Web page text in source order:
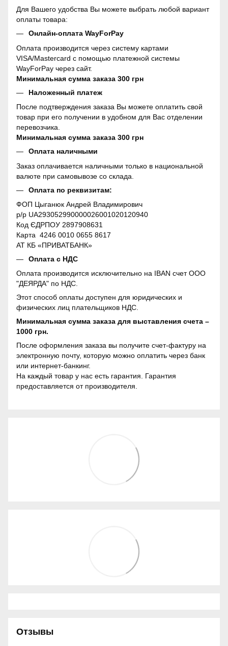
Для Вашего удобства Вы можете выбрать любой вариант
оплаты товара:
Онлайн-оплата WayForPay
Оплата производится через систему картами
VISA/Mastercard с помощью платежной системы
WayForPay через сайт.
Минимальная сумма заказа 300 грн
Наложенный платеж
После подтверждения заказа Вы можете оплатить свой
товар при его получении в удобном для Вас отделении
перевозчика.
Минимальная сумма заказа 300 грн
Оплата наличными
Заказ оплачивается наличными только в национальной
валюте при самовывозе со склада.
Оплата по реквизитам:
ФОП Цыганюк Андрей Владимирович
р/р UA293052990000026001020120940
Код ЄДРПОУ 2897908631
Карта 4246 0010 0655 8617
АТ КБ «ПРИВАТБАНК»
Оплата с НДС
Оплата производится исключительно на IBAN счет ООО
"ДЕЯРДА" по НДС.
Этот способ оплаты доступен для юридических и
физических лиц плательщиков НДС.
Минимальная сумма заказа для выставления счета –
1000 грн.
После оформления заказа вы получите счет-фактуру на
электронную почту, которую можно оплатить через банк
или интернет-банкинг.
На каждый товар у нас есть гарантия. Гарантия
предоставляется от производителя.
Отзывы